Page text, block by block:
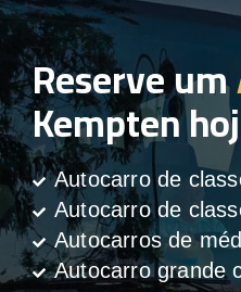
Reserve um
Kempten
Autocarro de
Autocarro de
Autocarros de
Autocarro grande